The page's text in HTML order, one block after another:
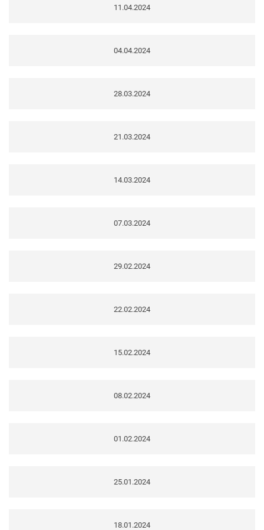
11.04.2024
04.04.2024
28.03.2024
21.03.2024
14.03.2024
07.03.2024
29.02.2024
22.02.2024
15.02.2024
08.02.2024
01.02.2024
25.01.2024
18.01.2024